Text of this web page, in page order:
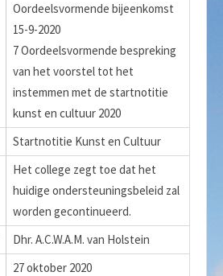
Oordeelsvormende bijeenkomst
15-9-2020
7 Oordeelsvormende bespreking
van het voorstel tot het
instemmen met de startnotitie
kunst en cultuur 2020
Startnotitie Kunst en Cultuur
Het college zegt toe dat het
huidige ondersteuningsbeleid zal
worden gecontinueerd.
Dhr. A.C.W.A.M. van Holstein
27 oktober 2020